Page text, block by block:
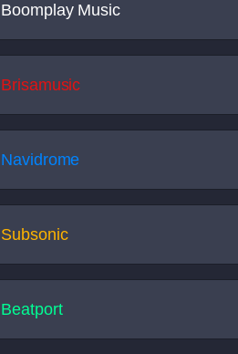
Boomplay Music
Brisamusic
Navidrome
Subsonic
Beatport